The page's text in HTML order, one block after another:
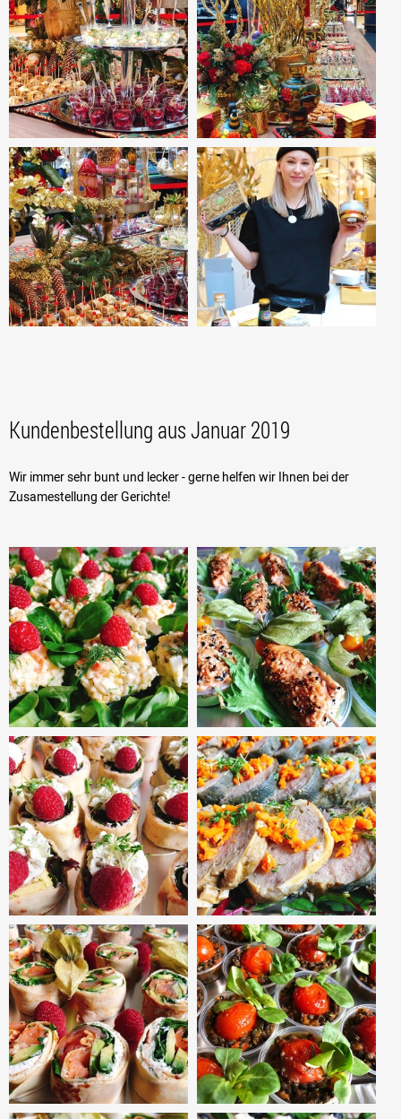
Kundenbestellung aus Januar 2019
Wir immer sehr bunt und lecker - gerne helfen wir Ihnen bei der
Zusamestellung der Gerichte!